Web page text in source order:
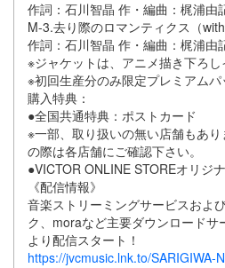
作詞：石川智晶 作・編曲：梶浦由
M-3.去り際のロマンティクス（
作詞：石川智晶 作・編曲：梶浦由
※ジャケットは、アニメ描き下ろ
※初回生産分のみ限定プレミアムパ
購入特典：
●全国共通特典：ポストカード
※一部、取り扱いの無い店舗もあ
の際は各店舗にご確認下さい。
●VICTOR ONLINE STOREオリジ
《配信情報》
音楽ストリーミングサービスおよ
ク、moraなど主要ダウンロードサ
より配信スタート！
https://jvcmusic.lnk.to/SARIGIWA-